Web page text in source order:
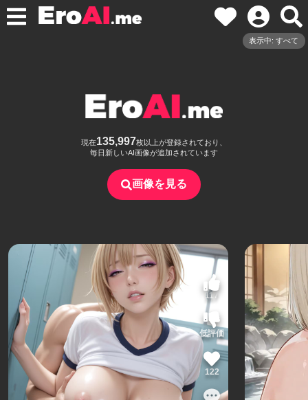
表示中: すべて
現在135,997枚以上が登録されており、
毎日新しいAI画像が追加されています
画像を見る
117
低評価
122